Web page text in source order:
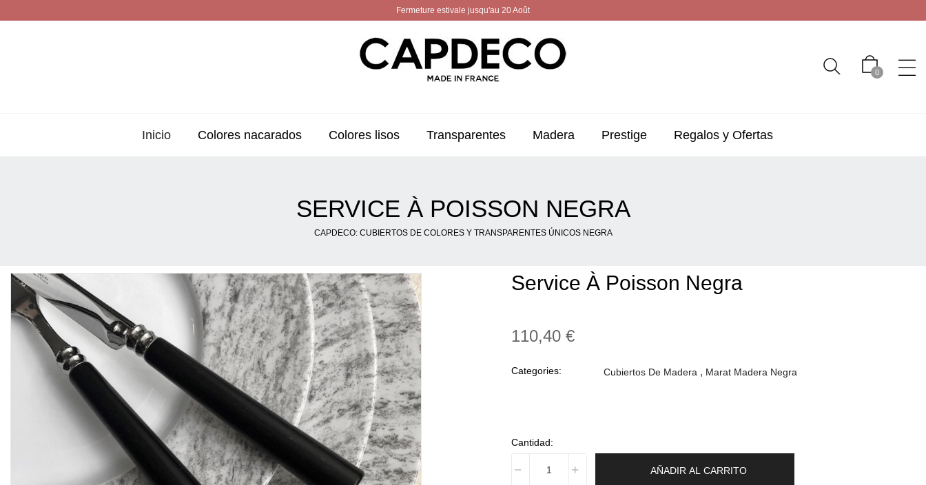
Fermeture estivale jusqu'au 20 Août
0
Inicio Colores nacarados Colores lisos Transparentes Madera Prestige Regalos y Ofertas
SERVICE À POISSON NEGRA
CAPDECO: CUBIERTOS DE COLORES Y TRANSPARENTES ÚNICOS NEGRA
Service À Poisson Negra
110,40 €
Categories: Cubiertos De Madera Marat Madera Negra
Cantidad:
AÑADIR AL CARRITO